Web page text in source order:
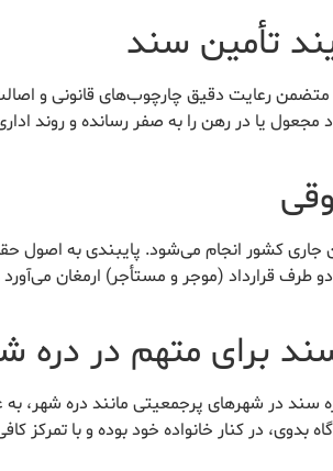
تأمین سند
متضمن رعایت دقیق چارچوب‌های قانونی و
یا در رهن را به صفر رسانده و روند
جاری کشور انجام می‌شود. پایبندی به اصول
طرف قرارداد (موجر و مستأجر) ارمغان
برای متهم در دره
سند در شهرهای پرجمعیتی مانند دره شهر،
در کنار خانواده خود بوده و با تمرکز